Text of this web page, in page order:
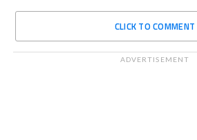
CLICK TO COMMENT
ADVERTISEMENT